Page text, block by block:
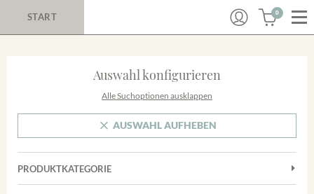
START 0
Auswahl konfigurieren
Alle Suchoptionen ausklappen
AUSWAHL AUFHEBEN
PRODUKTKATEGORIE
Cuvées